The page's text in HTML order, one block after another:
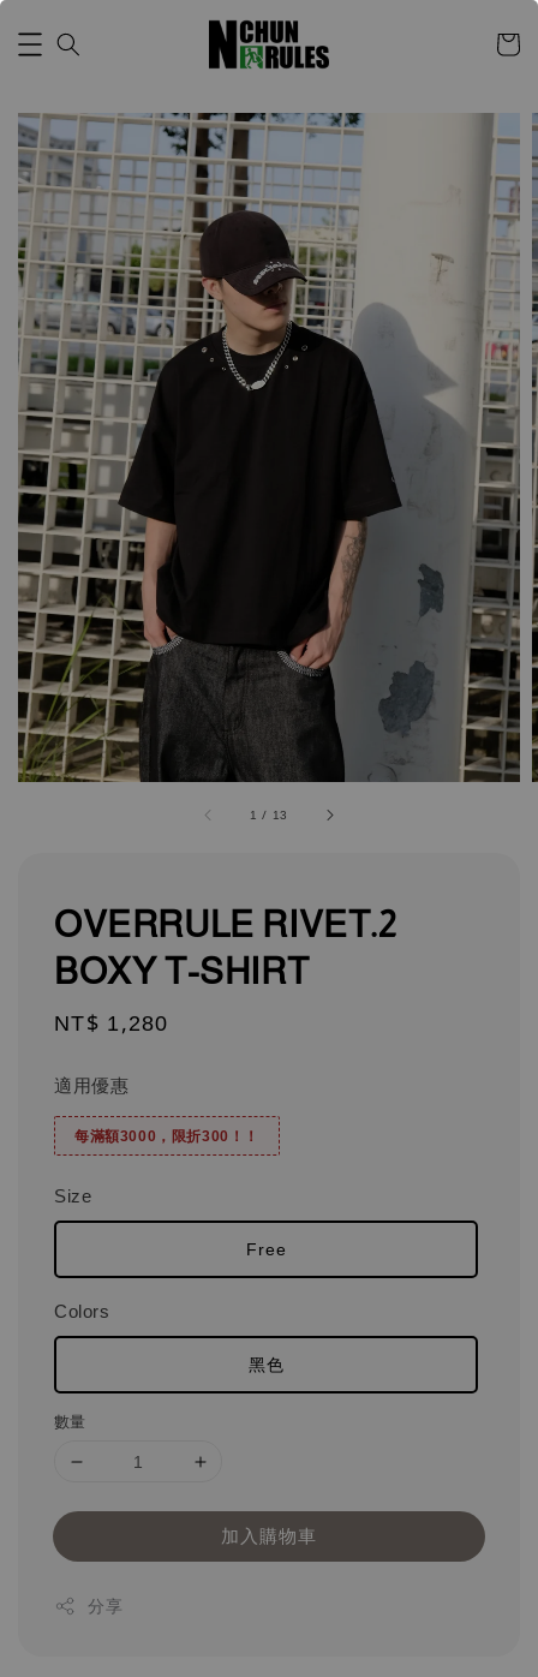
1 / 13
OVERRULE RIVET.2
BOXY T-SHIRT
Regular
NT$ 1,280
適用優惠
每滿額3000，限折300！！
Size
Free
Colors
黑色
數量
加入購物車
分享